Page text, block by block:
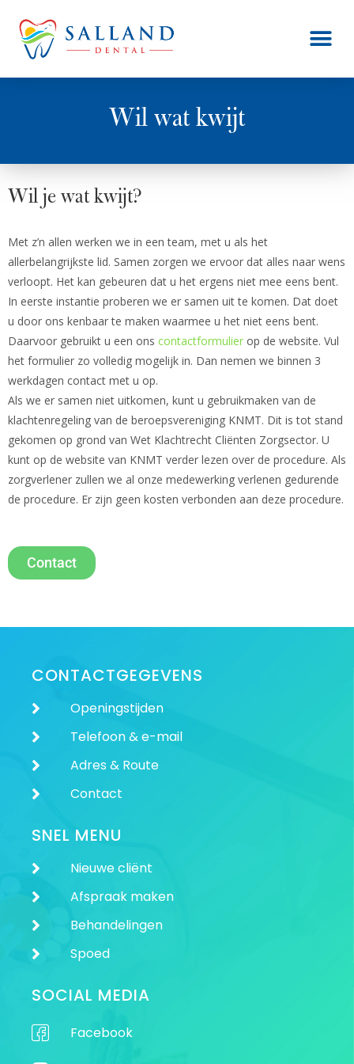
Wil wat kwijt
Wil je wat kwijt?
Met z’n allen werken we in een team, met u als het
allerbelangrijkste lid. Samen zorgen we ervoor dat alles naar wens
verloopt. Het kan gebeuren dat u het ergens niet mee eens bent.
In eerste instantie proberen we er samen uit te komen. Dat doet
u door ons kenbaar te maken waarmee u het niet eens bent.
Daarvoor gebruikt u een ons contactformulier op de website. Vul
het formulier zo volledig mogelijk in. Dan nemen we binnen 3
werkdagen contact met u op.
Als we er samen niet uitkomen, kunt u gebruikmaken van de
klachtenregeling van de beroepsvereniging KNMT. Dit is tot stand
gekomen op grond van Wet Klachtrecht Cliënten Zorgsector. U
kunt op de website van KNMT verder lezen over de procedure. Als
zorgverlener zullen we al onze medewerking verlenen gedurende
de procedure. Er zijn geen kosten verbonden aan deze procedure.
Contact
CONTACTGEGEVENS
Openingstijden
Telefoon & e-mail
Adres & Route
Contact
SNEL MENU
Nieuwe cliënt
Afspraak maken
Behandelingen
Spoed
SOCIAL MEDIA
Facebook